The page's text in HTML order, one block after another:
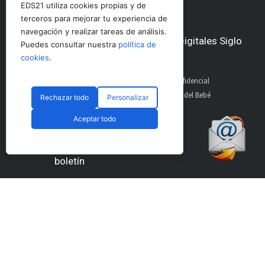
Otros medios del Grupo Ediciones Digitales Siglo
RRHHDigital
The Imagine House
GolfConfidencial
El Diario del Bebé
boletín
EDS21 utiliza cookies propias y de
terceros para mejorar tu experiencia de
navegación y realizar tareas de análisis.
Puedes consultar nuestra política de
cookies.
Rechazar todo Personalizar
Aceptar todo